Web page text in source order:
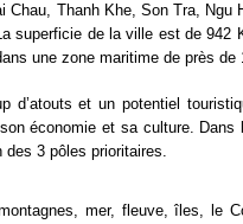
Thanh Khe, Son Tra,
superficie de la ville est de
une zone maritime de près de
d’atouts et un potentiel
économie et sa culture. Dans
des 3 pôles prioritaires.
mer, fleuve, îles, le